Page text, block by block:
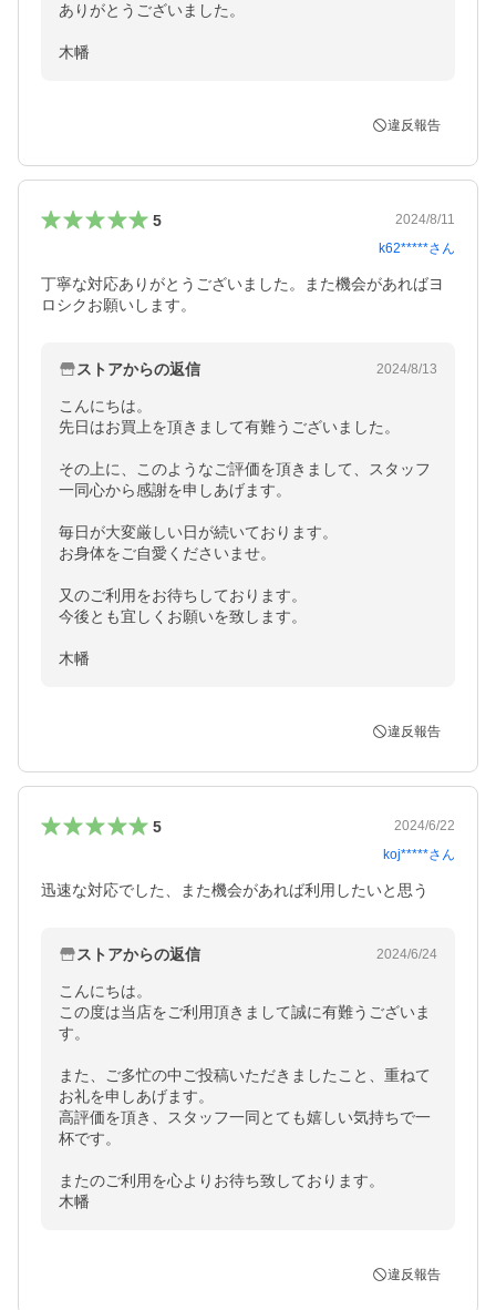
ありがとうございました。
木幡
違反報告
5
2024/8/11
k62*****さん
丁寧な対応ありがとうございました。また機会があればヨ
ロシクお願いします。
ストアからの返信 2024/8/13
こんにちは。
先日はお買上を頂きまして有難うございました。
その上に、このようなご評価を頂きまして、スタッフ
一同心から感謝を申しあげます。
毎日が大変厳しい日が続いております。
お身体をご自愛くださいませ。
又のご利用をお待ちしております。
今後とも宜しくお願いを致します。
木幡
違反報告
5
2024/6/22
koj*****さん
迅速な対応でした、また機会があれば利用したいと思う
ストアからの返信 2024/6/24
こんにちは。
この度は当店をご利用頂きまして誠に有難うございま
す。
また、ご多忙の中ご投稿いただきましたこと、重ねて
お礼を申しあげます。
高評価を頂き、スタッフ一同とても嬉しい気持ちで一
杯です。
またのご利用を心よりお待ち致しております。
木幡
違反報告